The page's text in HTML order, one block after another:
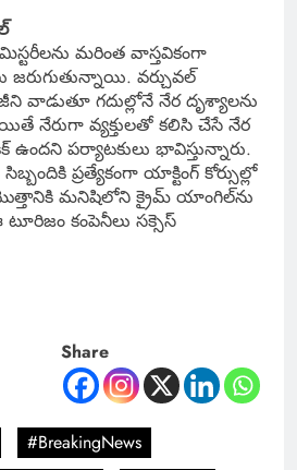
మరింత వాస్తవికంగా
వర్చువల్
గదుల్లోనే నేర దృశ్యాలను
నేరుగా వ్యక్తులతో కలిసి చేసే నేర
ఉందని పర్యాటకులు భావిస్తున్నారు.
ప్రత్యేకంగా యాక్టింగ్ కోర్సుల్లో
మొత్తానికి మనిషిలోని క్రైమ్ యాంగిల్‌ను
కంపెనీలు సక్సెస్
Share
#BreakingNews